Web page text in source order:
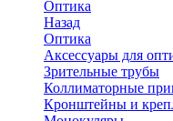
Оптика
Назад
Оптика
Аксессуары для
Зрительные трубы
Коллиматорные
Кронштейны и